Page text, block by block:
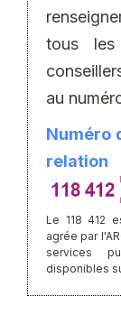
tous
au
Numéro
Le 118 412
agrée par
services
disponibles